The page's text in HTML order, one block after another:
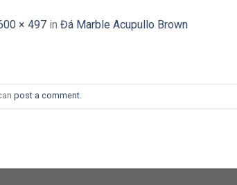
× 497 in Đá Marble Acupullo Brown
post a comment